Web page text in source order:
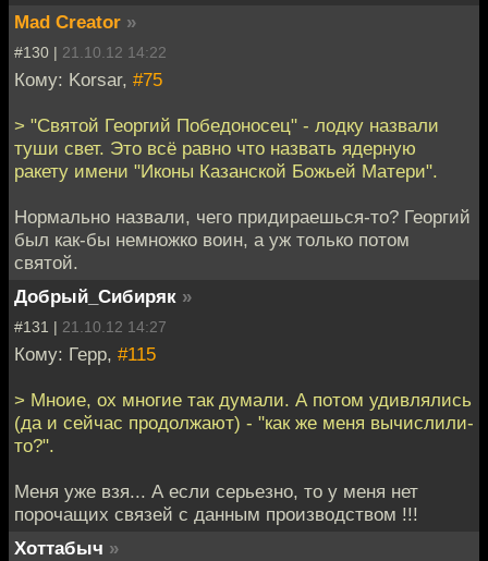
Mad Creator »
#130 | 21.10.12 14:22
Кому: Korsar, #75
> "Святой Георгий Победоносец" - лодку назвали
туши свет. Это всё равно что назвать ядерную
ракету имени "Иконы Казанской Божьей Матери".
Нормально назвали, чего придираешься-то? Георгий
был как-бы немножко воин, а уж только потом
святой.
Добрый_Сибиряк »
#131 | 21.10.12 14:27
Кому: Герр, #115
> Мноие, ох многие так думали. А потом удивлялись
(да и сейчас продолжают) - "как же меня вычислили-
то?".
Меня уже взя... А если серьезно, то у меня нет
порочащих связей с данным производством !!!
Хоттабыч »